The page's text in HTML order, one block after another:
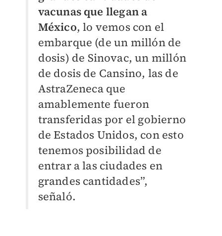
vacunas que llegan a
México, lo vemos con el
embarque (de un millón de
dosis) de Sinovac, un millón
de dosis de Cansino, las de
AstraZeneca que
amablemente fueron
transferidas por el gobierno
de Estados Unidos, con esto
tenemos posibilidad de
entrar a las ciudades en
grandes cantidades”,
señaló.